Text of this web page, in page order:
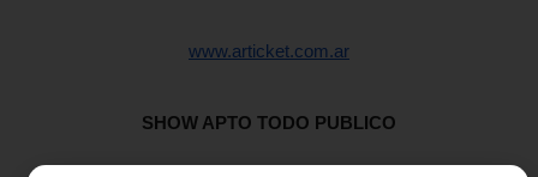
www.articket.com.ar
SHOW APTO TODO PUBLICO